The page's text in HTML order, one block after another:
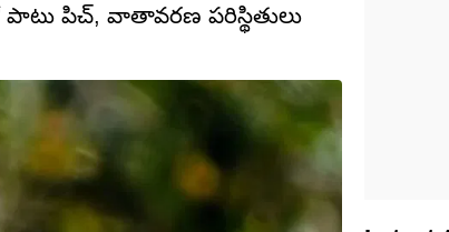
పాటు పిచ్, వాతావరణ పరిస్థితులు